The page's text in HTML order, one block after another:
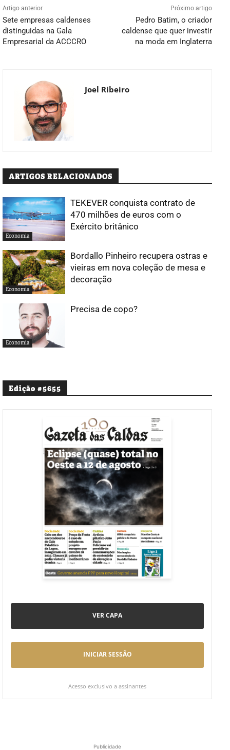
Artigo anterior
Sete empresas caldenses
distinguidas na Gala
Empresarial da ACCCRO
Próximo artigo
Pedro Batim, o criador
caldense que quer investir
na moda em Inglaterra
Joel Ribeiro
ARTIGOS RELACIONADOS
Economia
TEKEVER conquista contrato de
470 milhões de euros com o
Exército britânico
Economia
Bordallo Pinheiro recupera ostras e
vieiras em nova coleção de mesa e
decoração
Economia
Precisa de copo?
Edição #5655
VER CAPA
INICIAR SESSÃO
Acesso exclusivo a assinantes
Publicidade